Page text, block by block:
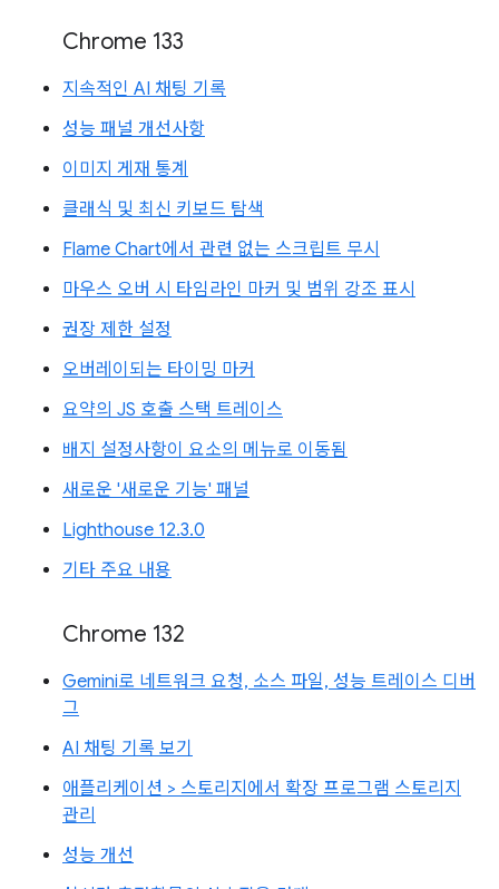
Chrome 133
지속적인 AI 채팅 기록
성능 패널 개선사항
이미지 게재 통계
클래식 및 최신 키보드 탐색
Flame Chart에서 관련 없는 스크립트 무시
마우스 오버 시 타임라인 마커 및 범위 강조 표시
권장 제한 설정
오버레이되는 타이밍 마커
요약의 JS 호출 스택 트레이스
배지 설정사항이 요소의 메뉴로 이동됨
새로운 '새로운 기능' 패널
Lighthouse 12.3.0
기타 주요 내용
Chrome 132
Gemini로 네트워크 요청, 소스 파일, 성능 트레이스 디버
그
AI 채팅 기록 보기
애플리케이션 > 스토리지에서 확장 프로그램 스토리지
관리
성능 개선